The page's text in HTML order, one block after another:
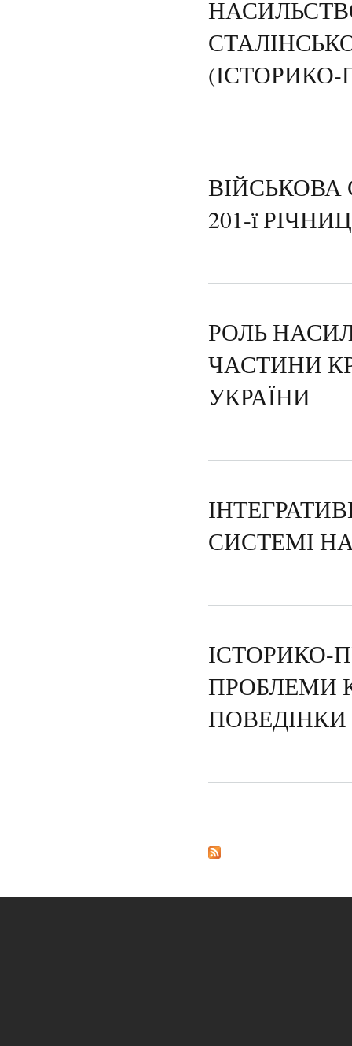
201-ї
РОЛЬ
ЧАСТИНИ
УКРАЇНИ
СИСТЕМІ
ІСТОРИКО-
ПРОБЛЕМИ